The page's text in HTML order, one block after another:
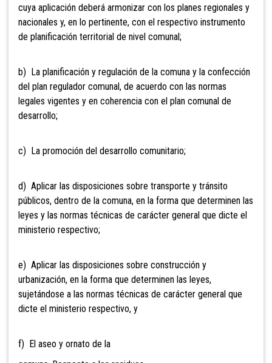
cuya aplicación deberá armonizar con los planes regionales y
nacionales y, en lo pertinente, con el respectivo instrumento
de planificación territorial de nivel comunal;
b) La planificación y regulación de la comuna y la confección
del plan regulador comunal, de acuerdo con las normas
legales vigentes y en coherencia con el plan comunal de
desarrollo;
c) La promoción del desarrollo comunitario;
d) Aplicar las disposiciones sobre transporte y tránsito
públicos, dentro de la comuna, en la forma que determinen las
leyes y las normas técnicas de carácter general que dicte el
ministerio respectivo;
e) Aplicar las disposiciones sobre construcción y
urbanización, en la forma que determinen las leyes,
sujetándose a las normas técnicas de carácter general que
dicte el ministerio respectivo, y
f) El aseo y ornato de la